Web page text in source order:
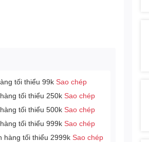
tối thiểu 99kSao chép
tối thiểu 250kSao chép
tối thiểu 500kSao chép
tối thiểu 999kSao chép
hàng tối thiểu 2999kSao chép